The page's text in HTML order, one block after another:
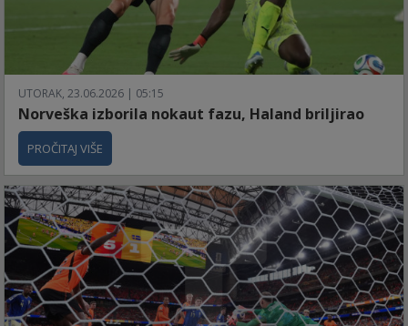
UTORAK, 23.06.2026 | 05:15
Norveška izborila nokaut fazu, Haland briljirao
PROČITAJ VIŠE